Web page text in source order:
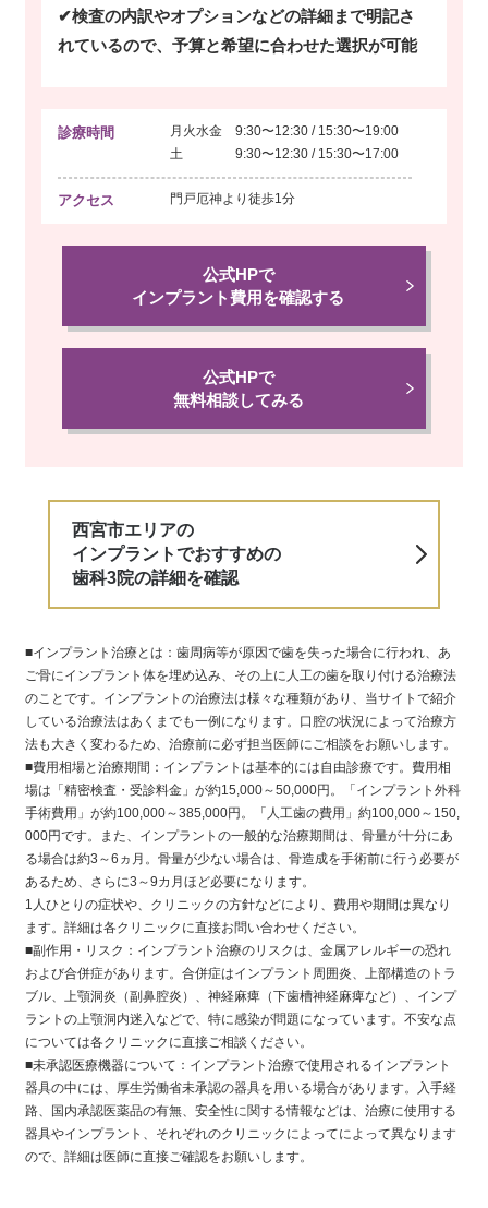
✔検査の内訳やオプションなどの詳細まで明記さ
れているので、予算と希望に合わせた選択が可能
診療時間
月火水金 9:30〜12:30 / 15:30〜19:00
土 9:30〜12:30 / 15:30〜17:00
アクセス 門戸厄神より 徒歩1分
公式HPで
インプラント費用を確認する
公式HPで
無料相談してみる
西宮市エリアの
インプラントでおすすめの
歯科3院の詳細を確認
■インプラント治療とは：歯周病等が原因で歯を失った場合に行われ、あ
ご骨にインプラント体を埋め込み、その上に人工の歯を取り付ける治療法
のことです。インプラントの治療法は様々な種類があり、当サイトで紹介
している治療法はあくまでも一例になります。口腔の状況によって治療方
法も大きく変わるため、治療前に必ず担当医師にご相談をお願いします。
■費用相場と治療期間：インプラントは基本的には自由診療です。費用相
場は「精密検査・受診料金」が約15,000～50,000円。「インプラント外科
手術費用」が約100,000～385,000円。「人工歯の費用」約100,000～150,
000円です。また、インプラントの一般的な治療期間は、骨量が十分にあ
る場合は約3～6ヵ月。骨量が少ない場合は、骨造成を手術前に行う必要が
あるため、さらに3～9カ月ほど必要になります。
1人ひとりの症状や、クリニックの方針などにより、費用や期間は異なり
ます。詳細は各クリニックに直接お問い合わせください。
■副作用・リスク：インプラント治療のリスクは、金属アレルギーの恐れ
および合併症があります。合併症はインプラント周囲炎、上部構造のトラ
ブル、上顎洞炎（副鼻腔炎）、神経麻痺（下歯槽神経麻痺など）、インプ
ラントの上顎洞内迷入などで、特に感染が問題になっています。不安な点
については各クリニックに直接ご相談ください。
■未承認医療機器について：インプラント治療で使用されるインプラント
器具の中には、厚生労働省未承認の器具を用いる場合があります。入手経
路、国内承認医薬品の有無、安全性に関する情報などは、治療に使用する
器具やインプラント、それぞれのクリニックによってによって異なります
ので、詳細は医師に直接ご確認をお願いします。